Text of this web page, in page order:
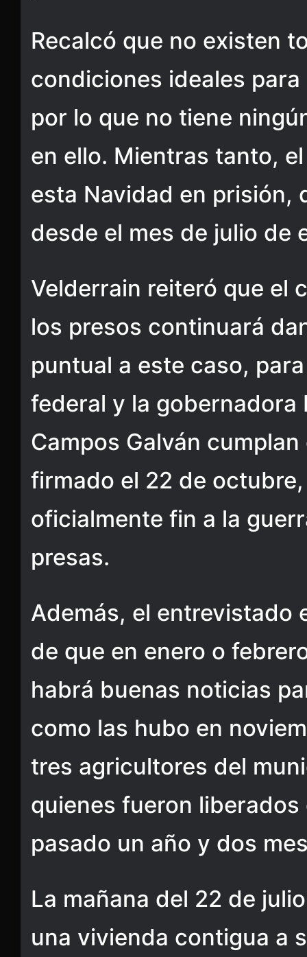
Recalcó que no existen
condiciones ideales
por lo que no tiene
en ello. Mientras tanto,
esta Navidad en prisión,
desde el mes de julio de
Velderrain reiteró que el
los presos continuará
puntual a este caso,
federal y la gobernadora
Campos Galván
firmado el 22 de
oficialmente fin a la
presas.
Además, el entrevistado
de que en enero o
habrá buenas noticias
como las hubo en
tres agricultores del
quienes fueron
pasado un año y dos
La mañana del 22 de
una vivienda contigua a